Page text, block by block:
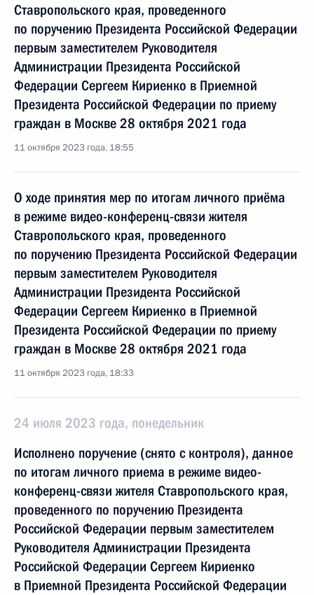
Ставропольского края, проведенного
по поручению Президента Российской Федерации
первым заместителем Руководителя
Администрации Президента Российской
Федерации Сергеем Кириенко в Приемной
Президента Российской Федерации по приему
граждан в Москве 28 октября 2021 года
11 октября 2023 года, 18:55
О ходе принятия мер по итогам личного приёма
в режиме видео-конференц-связи жителя
Ставропольского края, проведенного
по поручению Президента Российской Федерации
первым заместителем Руководителя
Администрации Президента Российской
Федерации Сергеем Кириенко в Приемной
Президента Российской Федерации по приему
граждан в Москве 28 октября 2021 года
11 октября 2023 года, 18:33
24 июля 2023 года, понедельник
Исполнено поручение (снято с контроля), данное
по итогам личного приема в режиме видео-
конференц-связи жителя Ставропольского края,
проведенного по поручению Президента
Российской Федерации первым заместителем
Руководителя Администрации Президента
Российской Федерации Сергеем Кириенко
в Приемной Президента Российской Федерации